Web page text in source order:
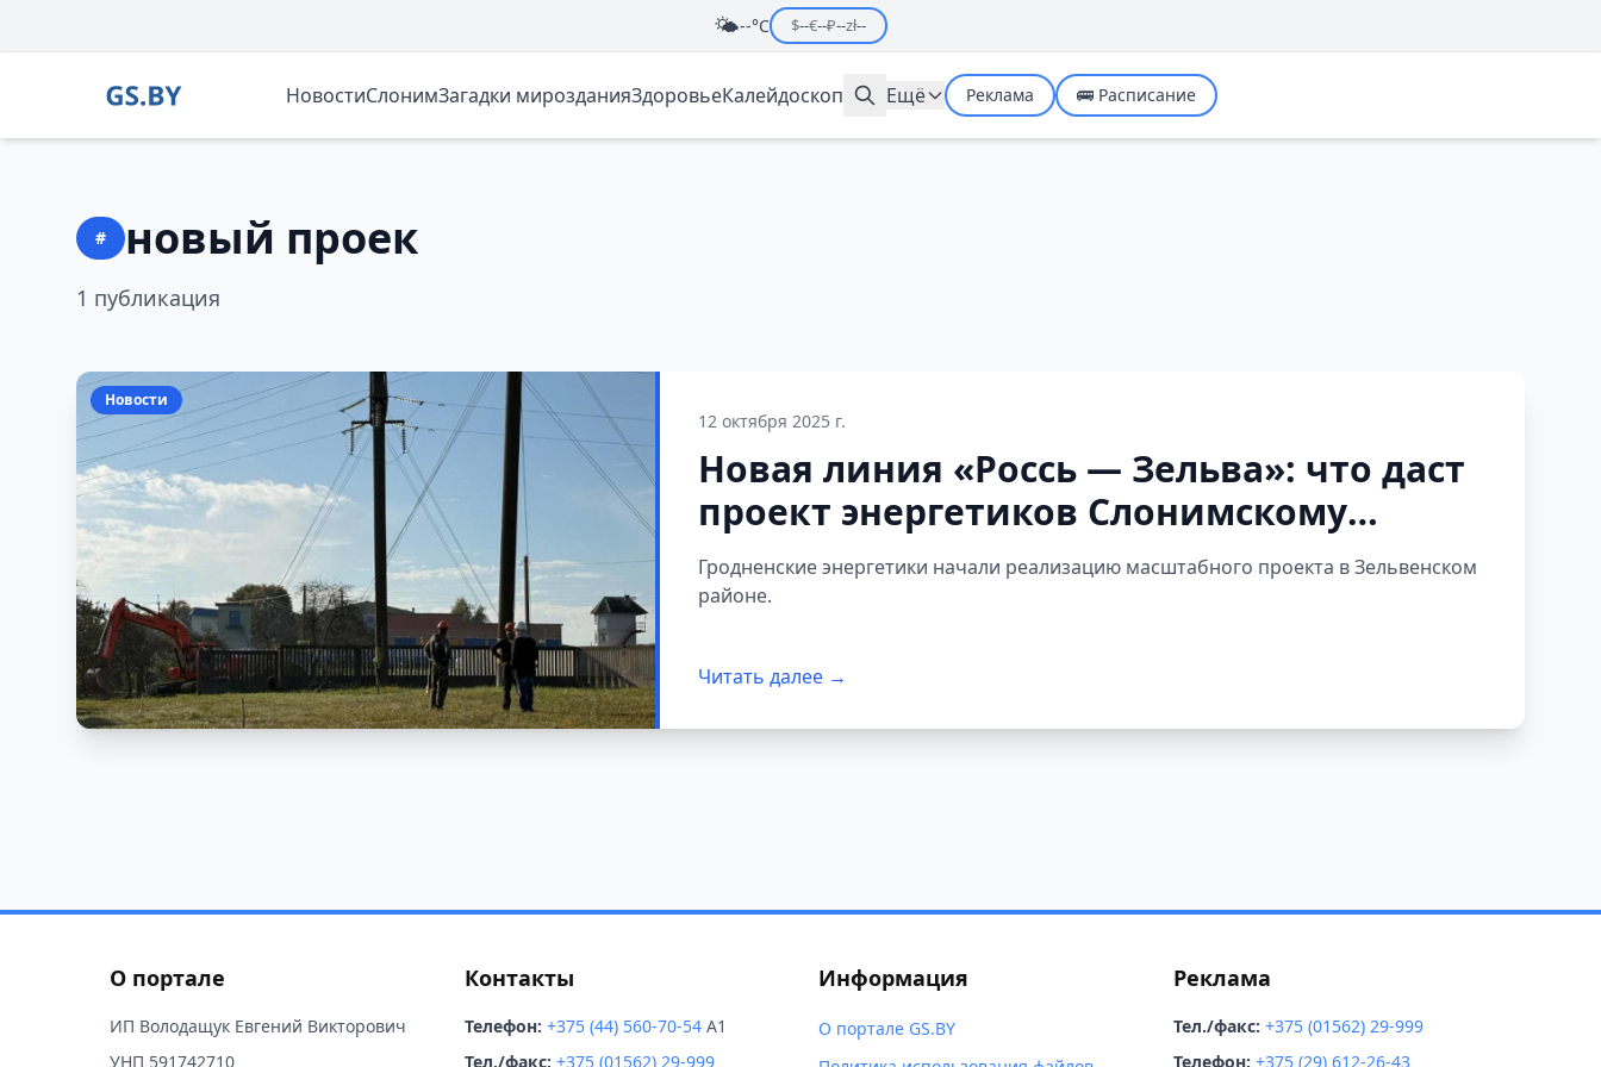
🌤️--°C $--€--₽--zł--
НовостиСлонимЗагадки мирозданияЗдоровьеКалейдоскоп Ещё Реклама 🚌 Расписание
# новый проек
1 публикация
Новости
12 октября 2025 г.
Новая линия «Россь — Зельва»: что даст
проект энергетиков Слонимскому
району
Гродненские энергетики начали реализацию масштабного проекта в Зельвенском
районе.
Читать далее →
О портале
ИП Володащук Евгений Викторович
УНП 591742710
Контакты
Телефон: +375 (44) 560-70-54A1
Тел./факс: +375 (01562) 29-999
Информация
О портале GS.BY
Реклама
Тел./факс: +375 (01562) 29-999
Телефон: +375 (29) 612-26-43